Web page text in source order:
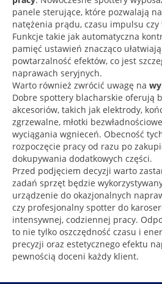
panele sterujące, które pozwalają
natężenia prądu, czasu impulsu
Funkcje takie jak automatyczna
pamięć ustawień znacząco
powtarzalność efektów, co jest
naprawach seryjnych.
Warto również zwrócić uwagę na
Dobre spottery blacharskie oferują
akcesoriów, takich jak elektrody,
zgrzewalne, młotki
wyciągania wgnieceń. Obecność
rozpoczęcie pracy od razu po
dokupywania dodatkowych części.
Przed podjęciem decyzji warto
zadań sprzęt będzie
urządzenie do okazjonalnych
czy profesjonalny spotter do
intensywnej, codziennej pracy.
to nie tylko oszczędność czasu i
precyzji oraz estetycznego efektu
pewnością doceni każdy klient.